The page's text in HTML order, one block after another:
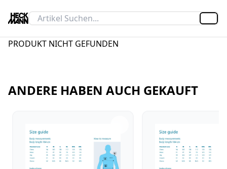
PRODUKT NICHT GEFUNDEN
ANDERE HABEN AUCH GEKAUFT